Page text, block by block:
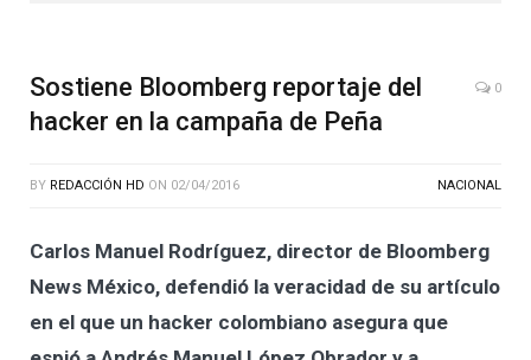
Sostiene Bloomberg reportaje del
hacker en la campaña de Peña
0
BY REDACCIÓN HD ON 02/04/2016 NACIONAL
Carlos Manuel Rodríguez, director de Bloomberg
News México, defendió la veracidad de su artículo
en el que un hacker colombiano asegura que